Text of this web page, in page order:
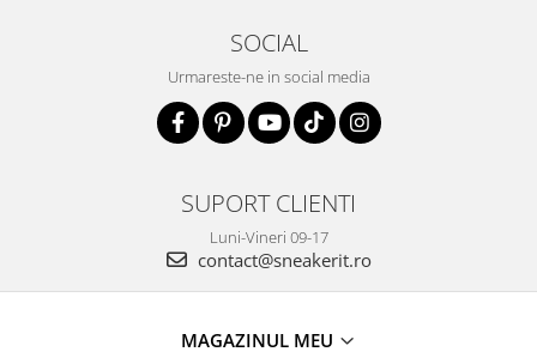
SOCIAL
Urmareste-ne in social media
SUPORT CLIENTI
Luni-Vineri 09-17
contact@sneakerit.ro
MAGAZINUL MEU